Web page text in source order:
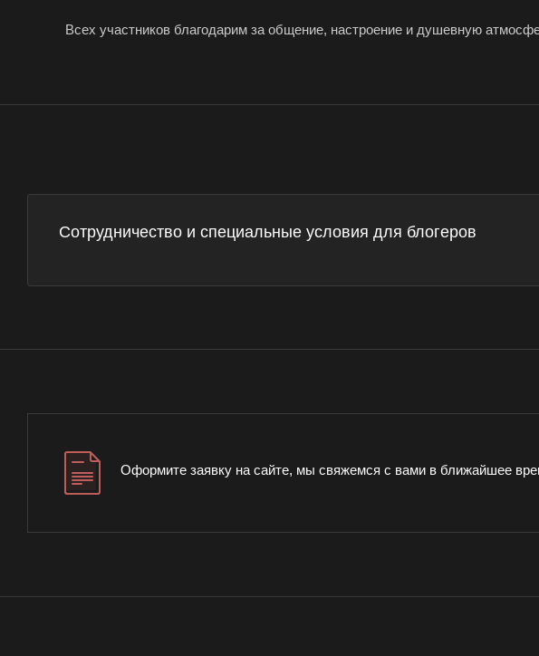
Всех участников благодарим за общение, настроение и душевную
Сотрудничество и специальные условия для блогеров
Оформите заявку на сайте, мы свяжемся с вами в ближайшее